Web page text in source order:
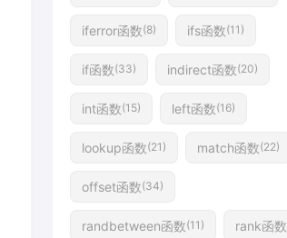
iferror函数(8) ifs函数(11)
if函数(33) indirect函数(20)
int函数(15) left函数(16)
lookup函数(21) match函数(22)
offset函数(34)
randbetween函数(11) rank函数